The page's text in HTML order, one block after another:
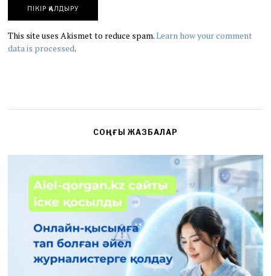
This site uses Akismet to reduce spam.Learn how your comment
data is processed.
СОҢҒЫ ЖАЗБАЛАР